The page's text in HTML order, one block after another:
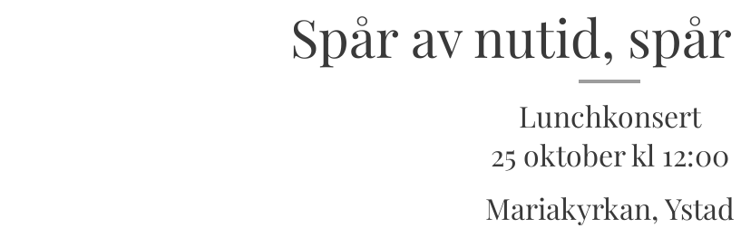
Spår av nutid,
Lunchkonsert
25 oktober kl 12:00
Mariakyrkan, Ystad